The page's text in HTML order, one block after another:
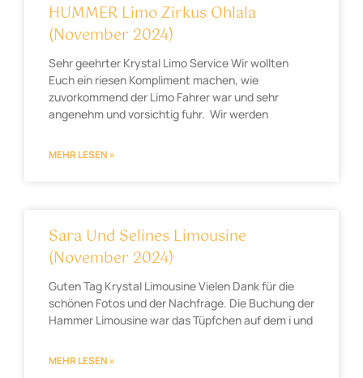
HUMMER Limo Zirkus Ohlala
(November 2024)
Sehr geehrter Krystal Limo Service Wir wollten
Euch ein riesen Kompliment machen, wie
zuvorkommend der Limo Fahrer war und sehr
angenehm und vorsichtig fuhr. Wir werden
MEHR LESEN »
Sara Und Selines Limousine
(November 2024)
Guten Tag Krystal Limousine Vielen Dank für die
schönen Fotos und der Nachfrage. Die Buchung der
Hammer Limousine war das Tüpfchen auf dem i und
MEHR LESEN »